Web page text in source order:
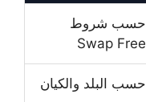
حسب شروط
Swap Free
حسب البلد والكيان